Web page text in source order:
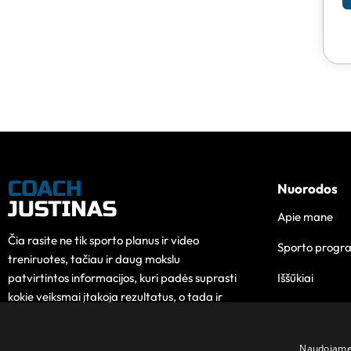
Čia rasite ne tik sporto planus ir video
treniruotes, tačiau ir daug mokslu
patvirtintos informacijos, kuri padės suprasti
kokie veiksmai įtakoja rezultatus, o tada ir
Nuorodos
Apie mane
Sporto
Iššūkiai